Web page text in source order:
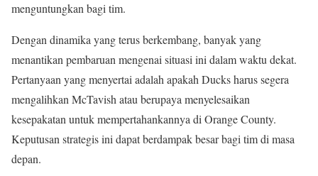
menguntungkan bagi tim.
Dengan dinamika yang terus berkembang, banyak yang
menantikan pembaruan mengenai situasi ini dalam waktu dekat.
Pertanyaan yang menyertai adalah apakah Ducks harus segera
mengalihkan McTavish atau berupaya menyelesaikan
kesepakatan untuk mempertahankannya di Orange County.
Keputusan strategis ini dapat berdampak besar bagi tim di masa
depan.